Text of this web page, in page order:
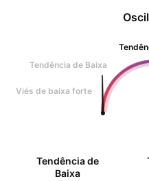
Tendência de Baixa
Viés de baixa forte
Tendência de
Baixa